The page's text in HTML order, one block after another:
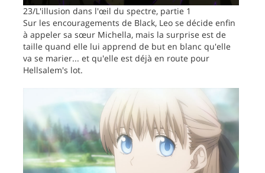
23/L'illusion dans l'œil du spectre, partie 1
Sur les encouragements de Black, Leo se décide enfin
à appeler sa sœur Michella, mais la surprise est de
taille quand elle lui apprend de but en blanc qu'elle
va se marier... et qu'elle est déjà en route pour
Hellsalem's lot.